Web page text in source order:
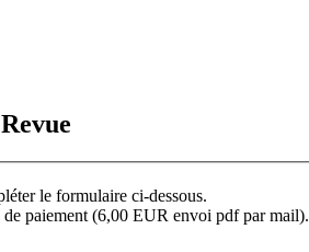
le formulaire ci-dessous.
paiement (6,00 EUR envoi pdf par mail).